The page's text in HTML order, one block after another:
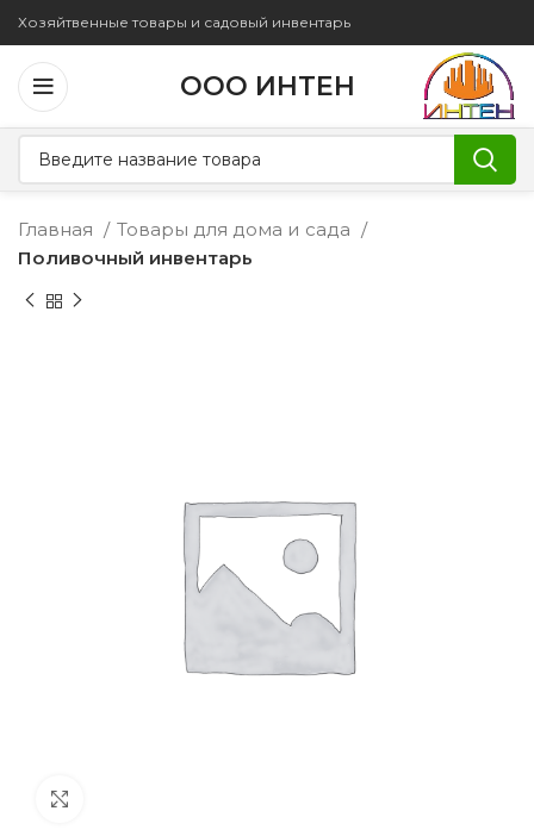
Хозяйтвенные товары и садовый инвентарь
ООО ИНТЕН
Главная
Товары для дома и сада
Поливочный инвентарь